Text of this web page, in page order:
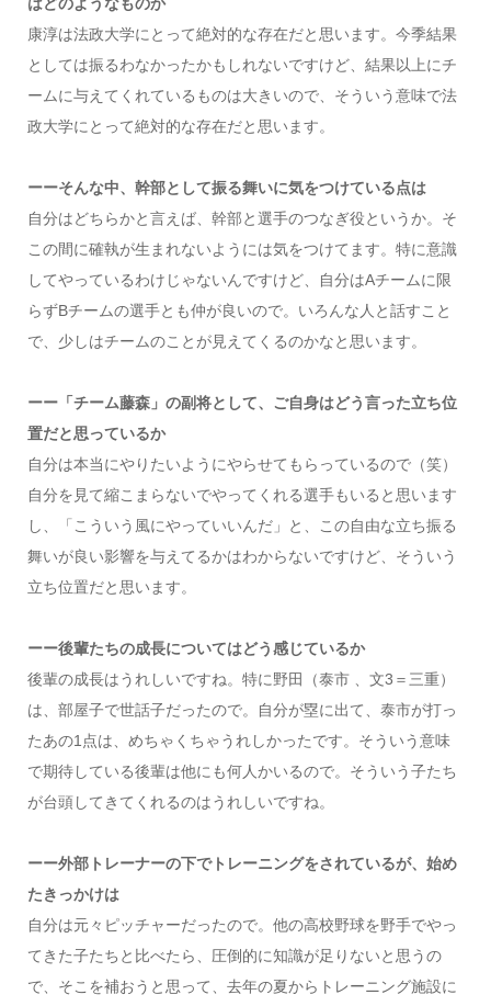
康淳は法政大学にとって絶対的な存在だと思います。今季結果
としては振るわなかったかもしれないですけど、結果以上にチ
ームに与えてくれているものは大きいので、そういう意味で法
政大学にとって絶対的な存在だと思います。
ーーそんな中、幹部として振る舞いに気をつけている点は
自分はどちらかと言えば、幹部と選手のつなぎ役というか。そ
この間に確執が生まれないようには気をつけてます。特に意識
してやっているわけじゃないんですけど、自分はAチームに限
らずBチームの選手とも仲が良いので。いろんな人と話すこと
で、少しはチームのことが見えてくるのかなと思います。
ーー「チーム藤森」の副将として、ご自身はどう言った立ち位
置だと思っているか
自分は本当にやりたいようにやらせてもらっているので（笑）
自分を見て縮こまらないでやってくれる選手もいると思います
し、「こういう風にやっていいんだ」と、この自由な立ち振る
舞いが良い影響を与えてるかはわからないですけど、そういう
立ち位置だと思います。
ーー後輩たちの成長についてはどう感じているか
後輩の成長はうれしいですね。特に野田（泰市 、文3＝三重）
は、部屋子で世話子だったので。自分が塁に出て、泰市が打っ
たあの1点は、めちゃくちゃうれしかったです。そういう意味
で期待している後輩は他にも何人かいるので。そういう子たち
が台頭してきてくれるのはうれしいですね。
ーー外部トレーナーの下でトレーニングをされているが、始め
たきっかけは
自分は元々ピッチャーだったので。他の高校野球を野手でやっ
てきた子たちと比べたら、圧倒的に知識が足りないと思うの
で、そこを補おうと思って、去年の夏からトレーニング施設に